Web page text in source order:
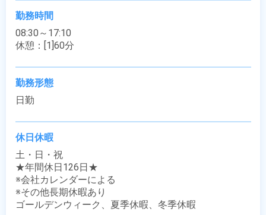
勤務時間
08:30～17:10
休憩：[1]60分
勤務形態
日勤
休日休暇
土・日・祝
★年間休日126日★
※会社カレンダーによる
※その他長期休暇あり
ゴールデンウィーク、夏季休暇、冬季休暇